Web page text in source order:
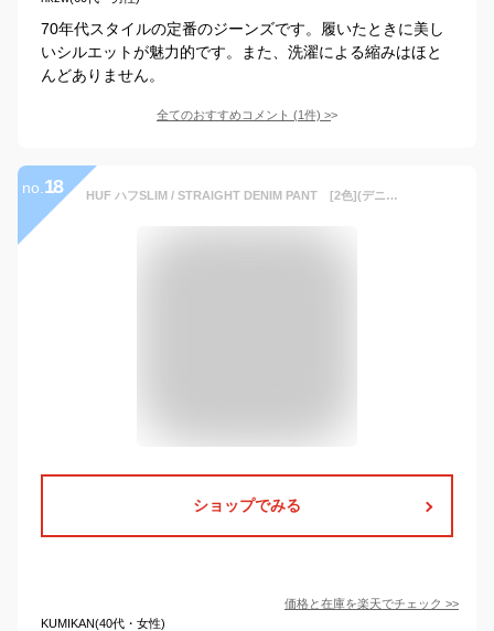
70年代スタイルの定番のジーンズです。履いたときに美し
いシルエットが魅力的です。また、洗濯による縮みはほと
んどありません。
全てのおすすめコメント (1件) >
no. 18 HUF ハフSLIM / STRAIGHT DENIM PANT [2色](デニムパンツ ジーンズ スリム リジッド ボタンフライ メンズ ホワイト 白 ブラック 黒)【セール】
ショップでみる
価格と在庫を楽天でチェック >>
KUMIKAN(40代・女性)